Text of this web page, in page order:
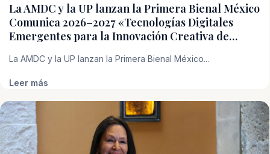
La AMDC y la UP lanzan la Primera Bienal México
Comunica 2026–2027 «Tecnologías Digitales
Emergentes para la Innovación Creativa de…
La AMDC y la UP lanzan la Primera Bienal México...
Leer más